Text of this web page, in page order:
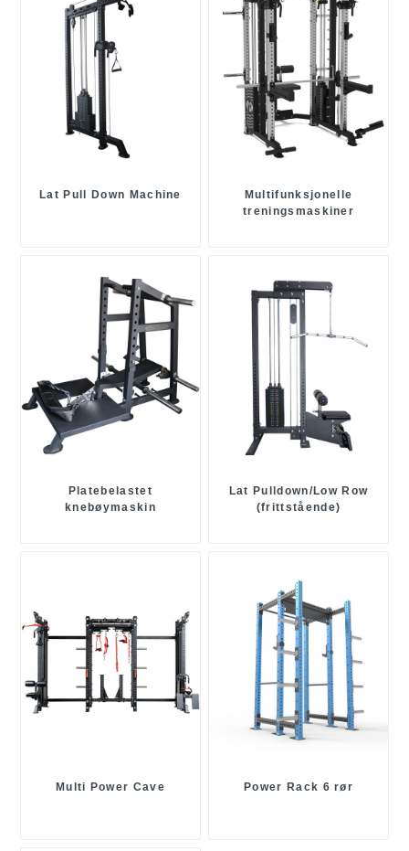
Lat Pull Down Machine
Multifunksjonelle
treningsmaskiner
Platebelastet
knebøymaskin
Lat Pulldown/Low Row
(frittstående)
Multi Power Cave Power Rack 6 rør